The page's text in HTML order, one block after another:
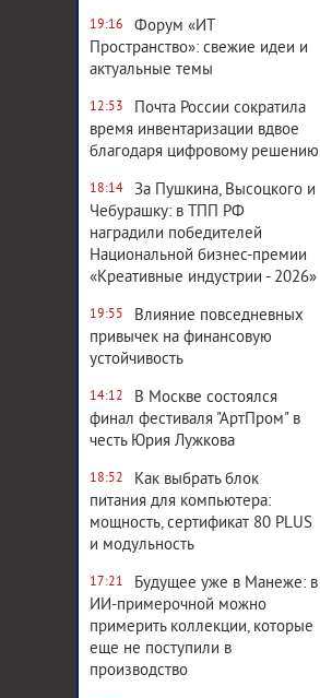
19:16
Форум «ИТ
Пространство»: свежие идеи и
актуальные темы
12:53
Почта России сократила
время инвентаризации вдвое
благодаря цифровому решению
18:14
За Пушкина, Высоцкого и
Чебурашку: в ТПП РФ
наградили победителей
Национальной бизнес-премии
«Креативные индустрии - 2026»
19:55
Влияние повседневных
привычек на финансовую
устойчивость
14:12
В Москве состоялся
финал фестиваля "АртПром" в
честь Юрия Лужкова
18:52
Как выбрать блок
питания для компьютера:
мощность, сертификат 80 PLUS
и модульность
17:21
Будущее уже в Манеже: в
ИИ-примерочной можно
примерить коллекции, которые
еще не поступили в
производство